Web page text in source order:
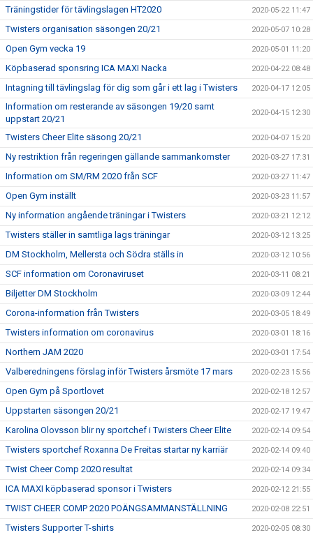
Träningstider för tävlingslagen HT2020 2020-05-22 11:47
Twisters organisation säsongen 20/21 2020-05-07 10:28
Open Gym vecka 19 2020-05-01 11:20
Köpbaserad sponsring ICA MAXI Nacka 2020-04-22 08:48
Intagning till tävlingslag för dig som går i ett lag i Twisters 2020-04-17 12:05
Information om resterande av säsongen 19/20 samt
uppstart 20/21
2020-04-15 12:30
Twisters Cheer Elite säsong 20/21 2020-04-07 15:20
Ny restriktion från regeringen gällande sammankomster 2020-03-27 17:31
Information om SM/RM 2020 från SCF 2020-03-27 11:47
Open Gym inställt 2020-03-23 11:57
Ny information angående träningar i Twisters 2020-03-21 12:12
Twisters ställer in samtliga lags träningar 2020-03-12 13:25
DM Stockholm, Mellersta och Södra ställs in 2020-03-12 10:56
SCF information om Coronaviruset 2020-03-11 08:21
Biljetter DM Stockholm 2020-03-09 12:44
Corona-information från Twisters 2020-03-05 18:49
Twisters information om coronavirus 2020-03-01 18:16
Northern JAM 2020 2020-03-01 17:54
Valberedningens förslag inför Twisters årsmöte 17 mars 2020-02-23 15:56
Open Gym på Sportlovet 2020-02-18 12:57
Uppstarten säsongen 20/21 2020-02-17 19:47
Karolina Olovsson blir ny sportchef i Twisters Cheer Elite 2020-02-14 09:54
Twisters sportchef Roxanna De Freitas startar ny karriär 2020-02-14 09:40
Twist Cheer Comp 2020 resultat 2020-02-14 09:34
ICA MAXI köpbaserad sponsor i Twisters 2020-02-12 21:55
TWIST CHEER COMP 2020 POÄNGSAMMANSTÄLLNING 2020-02-08 22:51
Twisters Supporter T-shirts 2020-02-05 08:30